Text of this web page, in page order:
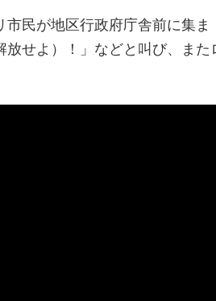
民が地区行政府庁舎前に集ま
せよ）！」などと叫び、また